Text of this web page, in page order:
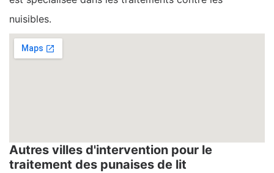
nuisibles.
Autres villes d'intervention pour le
traitement des punaises de lit